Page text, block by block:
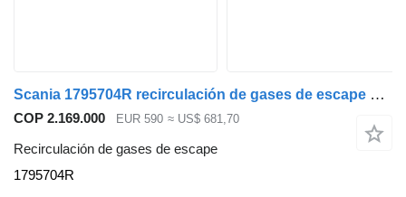
Scania 1795704R recirculación de gases de escape para Scania cabeza tractora
COP 2.169.000 EUR 590 ≈ US$ 681,70
Recirculación de gases de escape
1795704R